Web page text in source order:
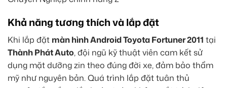
Khả năng tương thích và lắp đặt
Khi lắp đặt màn hình Android Toyota Fortuner 2011 tại
Thành Phát Auto, đội ngũ kỹ thuật viên cam kết sử
dụng mặt dưỡng zin theo đúng đời xe, đảm bảo thẩm
mỹ như nguyên bản. Quá trình lắp đặt tuân thủ